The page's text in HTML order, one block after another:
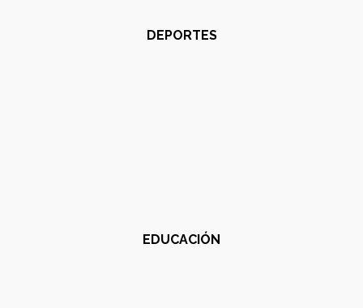
DEPORTES
EDUCACIÓN